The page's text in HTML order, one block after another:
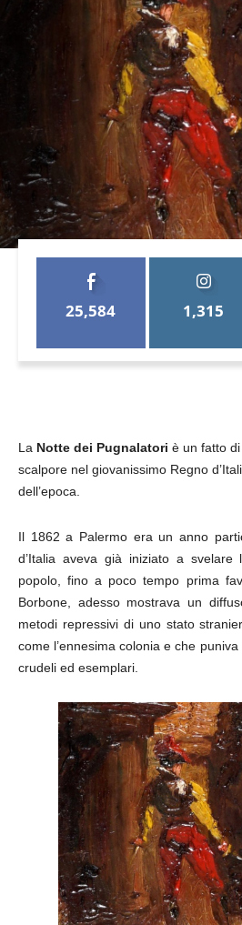
25,584 1,315
La Notte dei Pugnalatori è un fatto
scalpore nel giovanissimo Regno
dell’epoca.
Il 1862 a Palermo era un anno
d’Italia aveva già iniziato a
popolo, fino a poco tempo prima
Borbone, adesso mostrava un
metodi repressivi di uno stato
come l’ennesima colonia e che
crudeli ed esemplari.